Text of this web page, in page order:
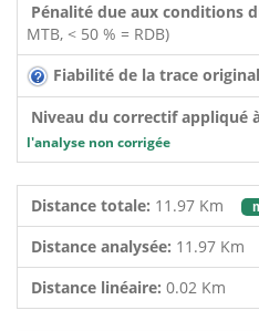
Pénalité due aux conditions
MTB, < 50 % = RDB)
Fiabilité de la trace
Niveau du correctif appliqué
l'analyse non corrigée
Distance totale: 11.97 Km
Distance analysée: 11.97 Km
Distance linéaire: 0.02 Km